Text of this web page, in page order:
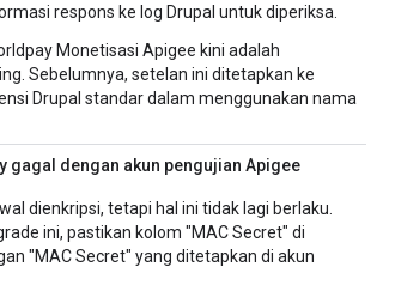
respons ke log Drupal untuk diperiksa.
Monetisasi Apigee kini adalah
Sebelumnya, setelan ini ditetapkan ke
Drupal standar dalam menggunakan nama
gagal dengan akun pengujian Apigee
dienkripsi, tetapi hal ini tidak lagi berlaku.
ini, pastikan kolom "MAC Secret" di
"MAC Secret" yang ditetapkan di akun